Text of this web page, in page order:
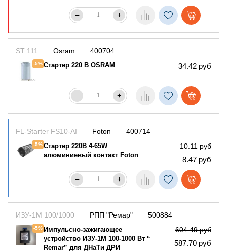
– +
400704
ST 111
-5%Стартер 220 В OSRAM 34.42 руб
Osram
– +
400714
FL-Starter FS10-AI
-5%Стартер 220B 4-65W
алюминиевый контакт Foton
10.11 руб
8.47 руб
Foton
– +
500884
ИЗУ-1М 100/1000
-5%Импульсно-зажигающее
устройство ИЗУ-1М 100-1000 Вт “
Remar” для ДНаТи ДРИ
604.49 руб
587.70 руб
РПП "Ремар"